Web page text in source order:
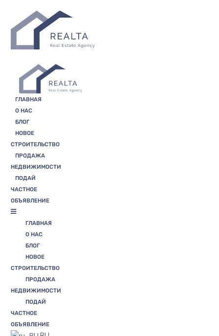
ГЛАВНАЯ
О НАС
БЛОГ
НОВОЕ
СТРОИТЕЛЬСТВО
ПРОДАЖА
НЕДВИЖИМОСТИ
ПОДАЙ
ЧАСТНОЕ
ОБЪЯВЛЕНИЕ
ГЛАВНАЯ
О НАС
БЛОГ
НОВОЕ
СТРОИТЕЛЬСТВО
ПРОДАЖА
НЕДВИЖИМОСТИ
ПОДАЙ
ЧАСТНОЕ
ОБЪЯВЛЕНИЕ